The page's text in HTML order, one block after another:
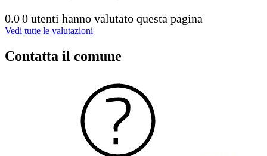
0.00 utenti hanno valutato questa pagina
Vedi tutte le valutazioni
Contatta il comune